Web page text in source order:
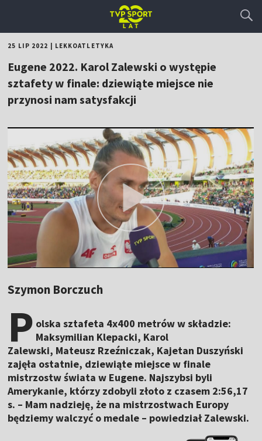
25 LIP 2022 LEKKOATLETYKA
Eugene 2022. Karol Zalewski o występie
sztafety w finale: dziewiąte miejsce nie
przynosi nam satysfakcji
Szymon Borczuch
P olska sztafeta 4x400 metrów w składzie:
Maksymilian Klepacki, Karol
Zalewski, Mateusz Rzeźniczak, Kajetan Duszyński
zajęła ostatnie, dziewiąte miejsce w finale
mistrzostw świata w Eugene. Najszybsi byli
Amerykanie, którzy zdobyli złoto z czasem 2:56,17
s. – Mam nadzieję, że na mistrzostwach Europy
będziemy walczyć o medale – powiedział Zalewski.